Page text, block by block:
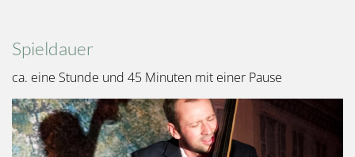
Spieldauer
ca. eine Stunde und 45 Minuten mit einer Pause